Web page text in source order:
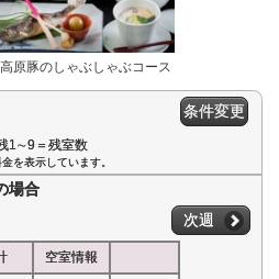
原豚のしゃぶしゃぶコース
1∼9＝残室数
条件変更
を表示しています。
場合
次週
空室情報